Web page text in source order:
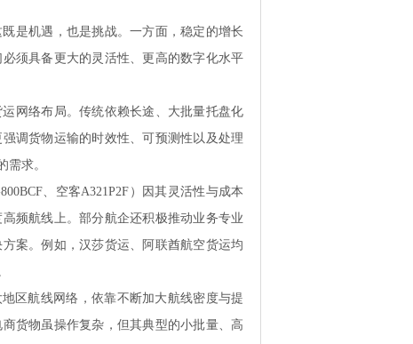
是机遇，也是挑战。一方面，稳定的增长
须具备更大的灵活性、更高的数字化水平
网络布局。传统依赖长途、大批量托盘化
调货物运输的时效性、可预测性以及处理
求。
、空客A321P2F）因其灵活性与成本
频航线上。部分航企还积极推动业务专业
案。例如，汉莎货运、阿联酋航空货运均
区航线网络，依靠不断加大航线密度与提
货物虽操作复杂，但其典型的小批量、高